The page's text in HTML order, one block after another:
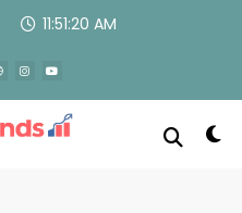
11:51:21 AM